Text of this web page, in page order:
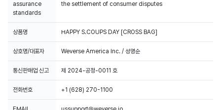
assurance
standards
the settlement of consumer disputes
상품명 HAPPY S.COUPS DAY [CROSS BAG]
상호명/대표자 Weverse America Inc. / 성명순
통신판매업 신고 제 2024-공정-0011 호
전화번호 +1 (628) 270-1100